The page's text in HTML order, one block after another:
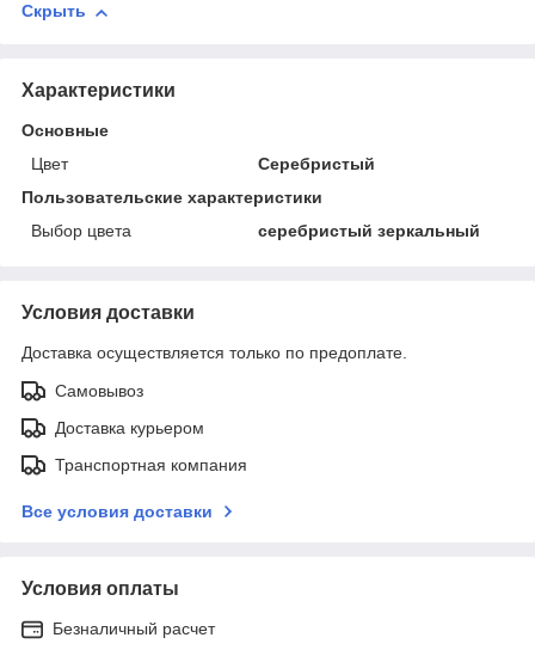
Скрыть
Характеристики
Основные
Цвет
Серебристый
Пользовательские характеристики
Выбор цвета
серебристый зеркальный
Условия доставки
Доставка осуществляется только по предоплате.
Самовывоз
Доставка курьером
Транспортная компания
Все условия доставки
Условия оплаты
Безналичный расчет